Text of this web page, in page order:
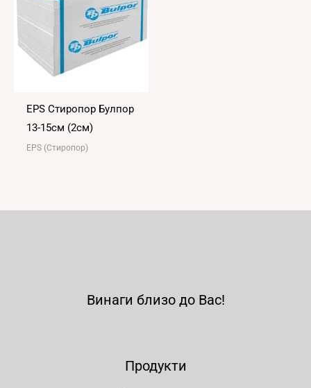
ЕPS Стиропор Булпор
13-15см (2см)
EPS (Стиропор)
Винаги близо до Вас!
Продукти